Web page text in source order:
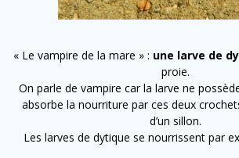
« Le vampire de la mare » : une larve de
proie.
On parle de vampire car la larve ne
absorbe la nourriture par ces deux
d’un sillon.
Les larves de dytique se nourrissent par